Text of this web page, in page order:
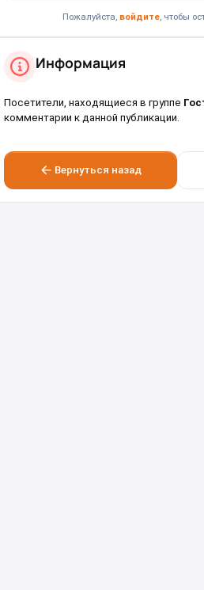
Пожалуйста, войдите, чтобы
Информация
Посетители, находящиеся в группе
комментарии к данной публикации.
Вернуться назад